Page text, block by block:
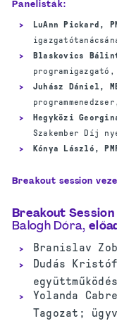
Panelisták:
LuAnn Pickard,
Blaskovics
Juhász Dániel,
Hegyközi
Szakember Díj
Kónya László,
Breakout session
Breakout Session
Balogh Dóra,
Branislav
Dudás
Yolanda
Tagozat;